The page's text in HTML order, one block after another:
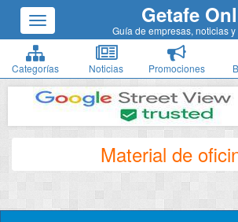
Getafe
Guía de empresas, noticias
Categorías Noticias Promociones
Material de